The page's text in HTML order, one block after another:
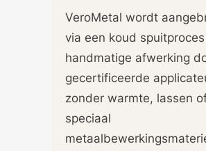
VeroMetal wordt
via een koud
handmatige afwerking
gecertificeerde
zonder warmte, lassen
speciaal